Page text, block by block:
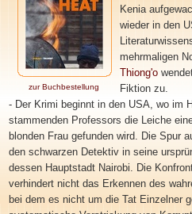
zur Buchbestellung
Kenia
wieder in den
mehrmaligen
Thiong'o
Fiktion zu.
- Der Krimi beginnt in den USA, wo im
stammenden Professors die Leiche
blonden Frau gefunden wird. Die Spur
den schwarzen Detektiv in seine
dessen Hauptstadt Nairobi. Die
verhindert nicht das Erkennen des
bei dem es nicht um die Tat Einzelner